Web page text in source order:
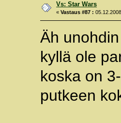
Vs: Star Wars
«Vastaus #87 :
Äh
kyllä ole
koska on
putkeen